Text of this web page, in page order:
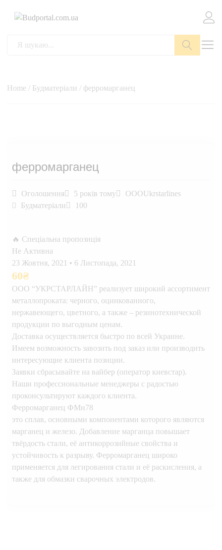
Home / Будматеріали / ферромарганец
ферромарганец
Оголошення 5 років тому
OOOUkrstarlines
Будматеріали
100
🔥 Спеціальна пропозиція
Не Активна
23 Жовтня, 2021 • 6 Листопада, 2021
60₴
ООО “УКРСТАРЛАЙН” реализует широкий ассортимент
металлопроката: черного, оцинкованного,
нержавеющего, цветного, а также – резинотехнической
продукции по выгодным ценам.
Доставка осуществляется быстро по всей Украине.
Имеем возможность завозить под заказ или производить
интересующие клиента позиции.
Заявки сбрасывайте на вайбер (оператор киевстар).
Наши профессиональные менеджеры с радостью
проконсультируют каждого клиента.
Ферромарганец ФМн78
это сплав, основными компонентами которого являются
марганец и железо. Добавление марганца повышает
твёрдость стали, её антикоррозийные свойства и
устойчивость к разрыву. Ферромарганец широко
применяется для легирования стали и её раскисления, а
также для обмазки сварочных электродов.